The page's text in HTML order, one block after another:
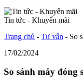
Tin tức - Khuyến mãi
Trang chủ - Tư vấn - So
17/02/2024
So sánh máy đóng